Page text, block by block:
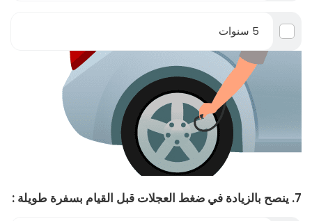
5 سنوات
7. ينصح بالزيادة في ضغط العجلات قبل القيام بسفرة طويلة :